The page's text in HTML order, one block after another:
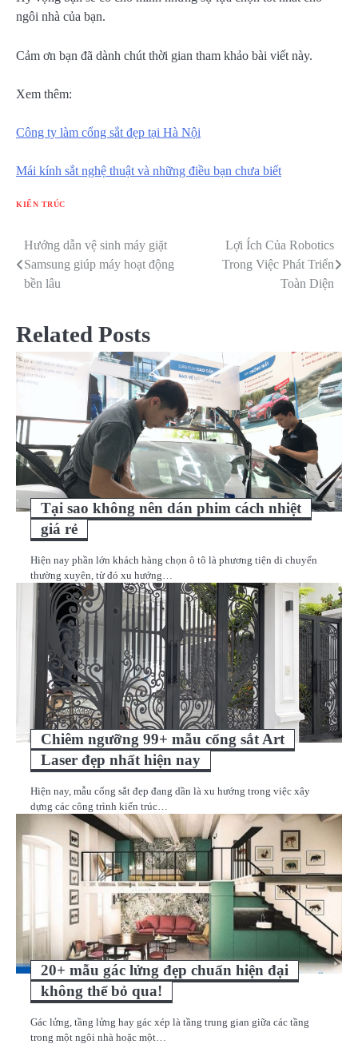
ngôi nhà của bạn.
Cảm ơn bạn đã dành chút thời gian tham khảo bài viết này.
Xem thêm:
Công ty làm cổng sắt đẹp tại Hà Nội
Mái kính sắt nghệ thuật và những điều bạn chưa biết
KIẾN TRÚC
Điều
hướng
viết
Hướng dẫn vệ sinh máy giặt
Samsung giúp máy hoạt động
bền lâu
Lợi Ích Của Robotics
Trong Việc Phát Triển
Toàn Diện
Related Posts
Tại sao không nên dán phim cách nhiệt
giá rẻ
Hiện nay phần lớn khách hàng chọn ô tô là phương tiện di chuyển
thường xuyên, từ đó xu hướng…
Chiêm ngưỡng 99+ mẫu cổng sắt Art
Laser đẹp nhất hiện nay
Hiện nay, mẫu cổng sắt đẹp đang dần là xu hướng trong việc xây
dựng các công trình kiến trúc…
20+ mẫu gác lửng đẹp chuẩn hiện đại
không thể bỏ qua!
Gác lửng, tầng lửng hay gác xép là tầng trung gian giữa các tầng
trong một ngôi nhà hoặc một…